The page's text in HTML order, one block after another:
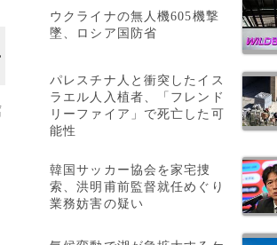
ウクライナの無人機605機撃
墜、ロシア国防省
パレスチナ人と衝突したイス
ラエル人入植者、「フレンド
リーファイア」で死亡した可
能性
韓国サッカー協会を家宅捜
索、洪明甫前監督就任めぐり
業務妨害の疑い